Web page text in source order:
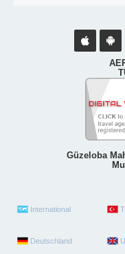
Güzeloba
International
Deutschland